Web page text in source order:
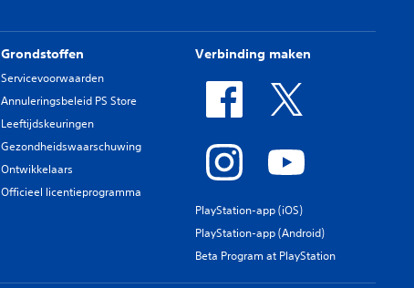
Grondstoffen
Servicevoorwaarden
Annuleringsbeleid PS Store
Leeftijdskeuringen
Gezondheidswaarschuwing
Ontwikkelaars
Officieel licentieprogramma
Verbinding maken
PlayStation-app (iOS)
PlayStation-app (Android)
Beta Program at PlayStation